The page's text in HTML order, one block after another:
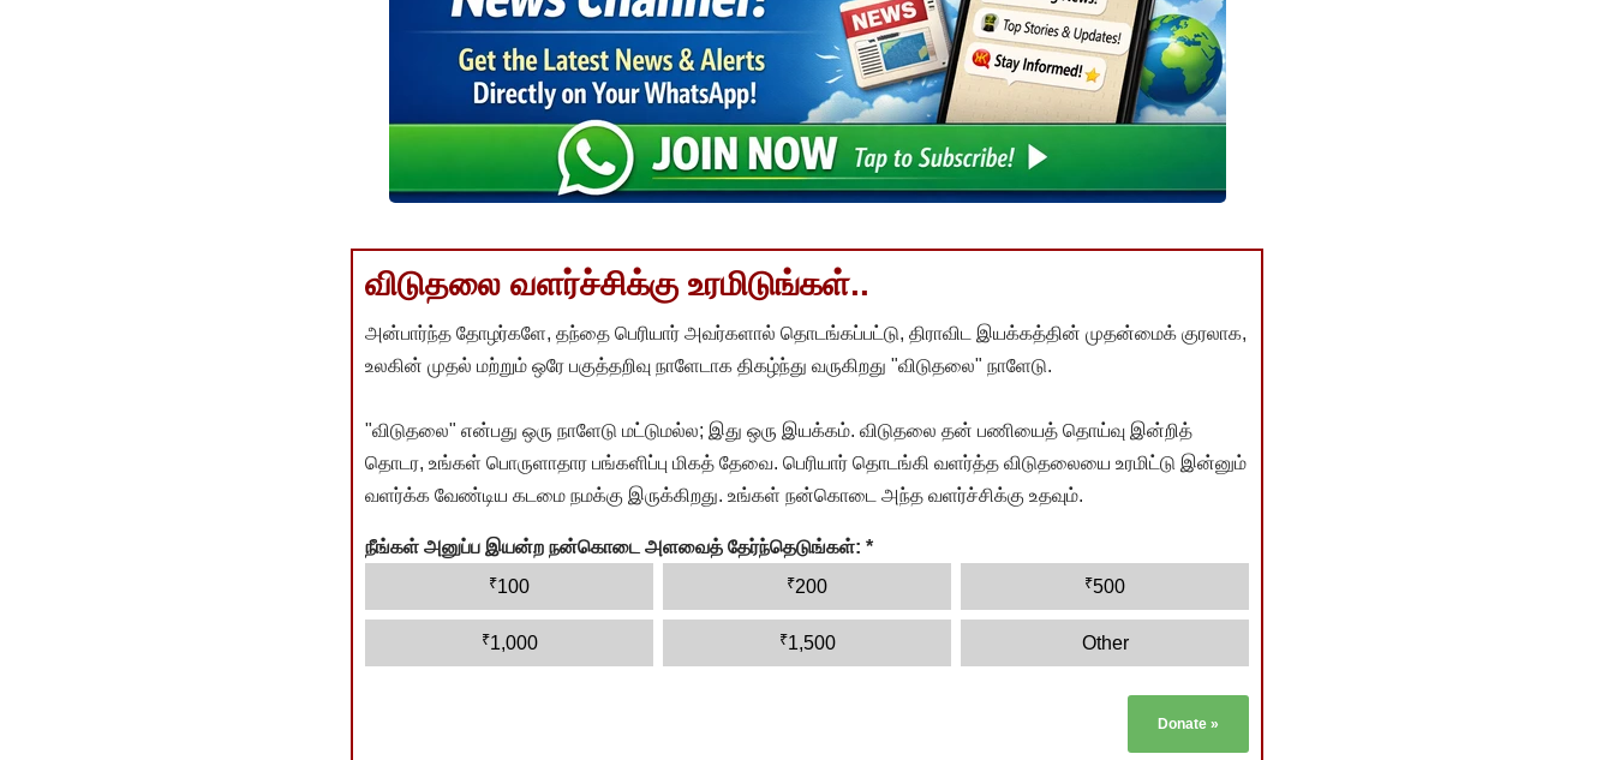
விடுதலை வளர்ச்சிக்கு உரமிடுங்கள்..
அன்பார்ந்த தோழர்களே, தந்தை பெரியார் அவர்களால் தொடங்கப்பட்டு, திராவிட இயக்கத்தின் முதன்மைக் குரலாக,
உலகின் முதல் மற்றும் ஒரே பகுத்தறிவு நாளேடாக திகழ்ந்து வருகிறது "விடுதலை" நாளேடு.
"விடுதலை" என்பது ஒரு நாளேடு மட்டுமல்ல; இது ஒரு இயக்கம். விடுதலை தன் பணியைத் தொய்வு இன்றித்
தொடர, உங்கள் பொருளாதார பங்களிப்பு மிகத் தேவை. பெரியார் தொடங்கி வளர்த்த விடுதலையை உரமிட்டு இன்னும்
வளர்க்க வேண்டிய கடமை நமக்கு இருக்கிறது. உங்கள் நன்கொடை அந்த வளர்ச்சிக்கு உதவும்.
நீங்கள் அனுப்ப இயன்ற நன்கொடை அளவைத் தேர்ந்தெடுங்கள்: *
₹100 ₹200 ₹500
₹1,000 ₹1,500 Other
Donate »